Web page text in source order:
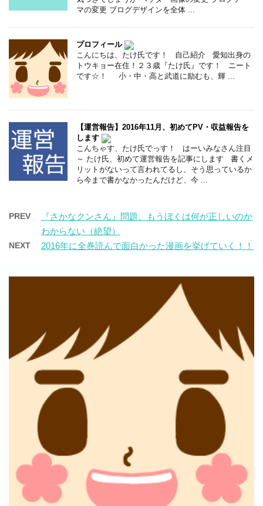
マの変更 ブログデザインを全体 ...
プロフィール
こんにちは、たけ氏です！ 自己紹介 愛知出身の
トウキョー在住！２３歳『たけ氏』です！ ニート
です☆！ 小・中・高と武道に励むも、輝 ...
【運営報告】2016年11月、初めてPV・収益報告を
します
こんちゃす、たけ氏でっす！ はーいみなさん注目
～ たけ氏、初めて運営報告を記事にします 書くメ
リットがないって言われてるし、そう思っているか
ら今まで書かなかったんだけど、今 ...
PREV
『さかなクンさん』問題、もうぼくは何が正しいのか
わからない（絶望）
NEXT 2016年に全巻読んで面白かった漫画を挙げていく！！